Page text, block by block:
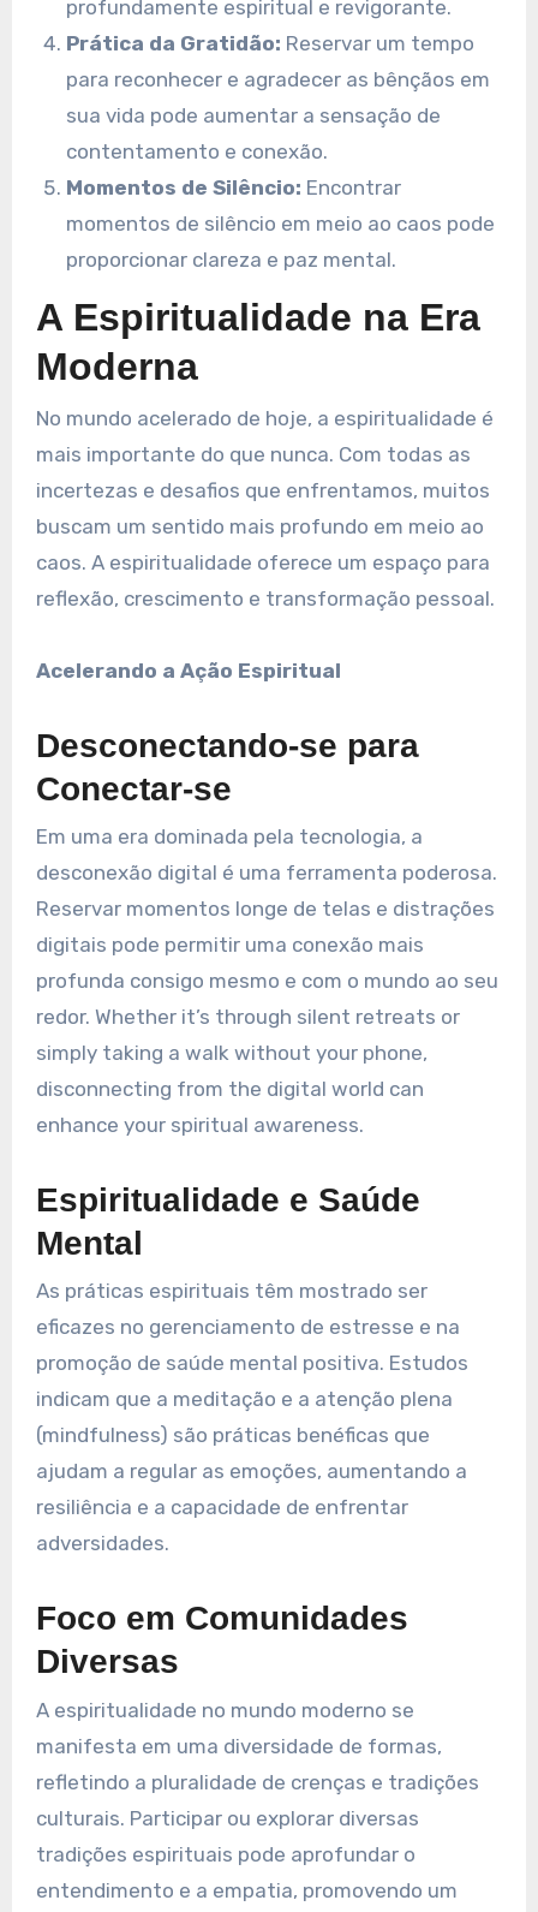
profundamente espiritual e revigorante.
Prática da Gratidão: Reservar um tempo
para reconhecer e agradecer as bênçãos em
sua vida pode aumentar a sensação de
contentamento e conexão.
Momentos de Silêncio: Encontrar
momentos de silêncio em meio ao caos pode
proporcionar clareza e paz mental.
A Espiritualidade na Era
Moderna
No mundo acelerado de hoje, a espiritualidade é
mais importante do que nunca. Com todas as
incertezas e desafios que enfrentamos, muitos
buscam um sentido mais profundo em meio ao
caos. A espiritualidade oferece um espaço para
reflexão, crescimento e transformação pessoal.
Acelerando a Ação Espiritual
Desconectando-se para
Conectar-se
Em uma era dominada pela tecnologia, a
desconexão digital é uma ferramenta poderosa.
Reservar momentos longe de telas e distrações
digitais pode permitir uma conexão mais
profunda consigo mesmo e com o mundo ao seu
redor. Whether it’s through silent retreats or
simply taking a walk without your phone,
disconnecting from the digital world can
enhance your spiritual awareness.
Espiritualidade e Saúde
Mental
As práticas espirituais têm mostrado ser
eficazes no gerenciamento de estresse e na
promoção de saúde mental positiva. Estudos
indicam que a meditação e a atenção plena
(mindfulness) são práticas benéficas que
ajudam a regular as emoções, aumentando a
resiliência e a capacidade de enfrentar
adversidades.
Foco em Comunidades
Diversas
A espiritualidade no mundo moderno se
manifesta em uma diversidade de formas,
refletindo a pluralidade de crenças e tradições
culturais. Participar ou explorar diversas
tradições espirituais pode aprofundar o
entendimento e a empatia, promovendo um